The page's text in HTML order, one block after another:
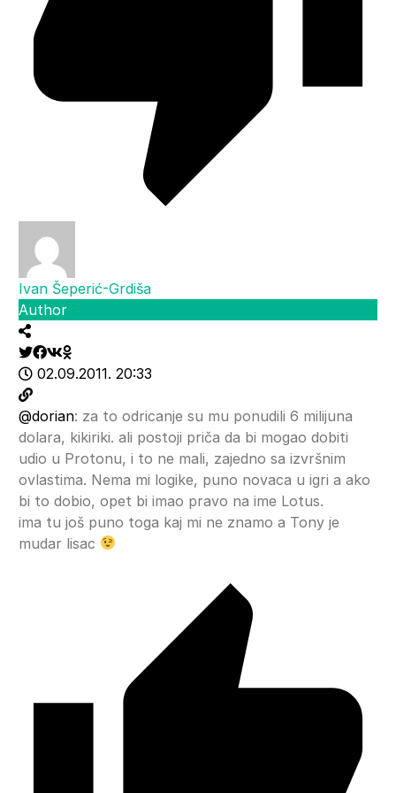
Ivan Šeperić-Grdiša
Author
02.09.2011. 20:33
@dorian: za to odricanje su mu ponudili 6 milijuna
dolara, kikiriki. ali postoji priča da bi mogao dobiti
udio u Protonu, i to ne mali, zajedno sa izvršnim
ovlastima. Nema mi logike, puno novaca u igri a ako
bi to dobio, opet bi imao pravo na ime Lotus.
ima tu još puno toga kaj mi ne znamo a Tony je
mudar lisac